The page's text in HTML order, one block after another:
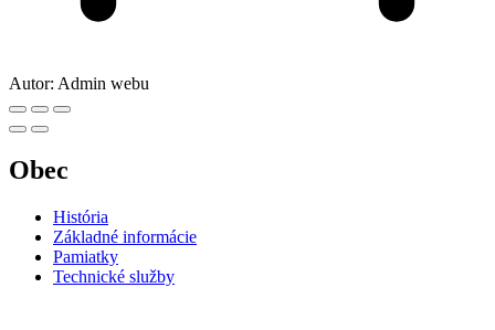
Autor: Admin webu
Obec
História
Základné informácie
Pamiatky
Technické služby